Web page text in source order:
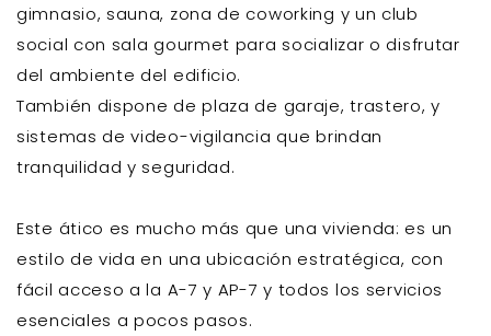
gimnasio, sauna, zona de coworking y un club
social con sala gourmet para socializar o disfrutar
del ambiente del edificio.
También dispone de plaza de garaje, trastero, y
sistemas de video-vigilancia que brindan
tranquilidad y seguridad.
Este ático es mucho más que una vivienda: es un
estilo de vida en una ubicación estratégica, con
fácil acceso a la A-7 y AP-7 y todos los servicios
esenciales a pocos pasos.